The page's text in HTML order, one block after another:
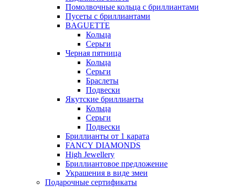
Помолвочные кольца с бриллиантами
Пусеты с бриллиантами
BAGUETTE
Кольца
Серьги
Черная пятница
Кольца
Серьги
Браслеты
Подвески
Якутские бриллианты
Кольца
Серьги
Подвески
Бриллианты от 1 карата
FANCY DIAMONDS
High Jewellery
Бриллиантовое предложение
Украшения в виде змеи
Подарочные сертификаты